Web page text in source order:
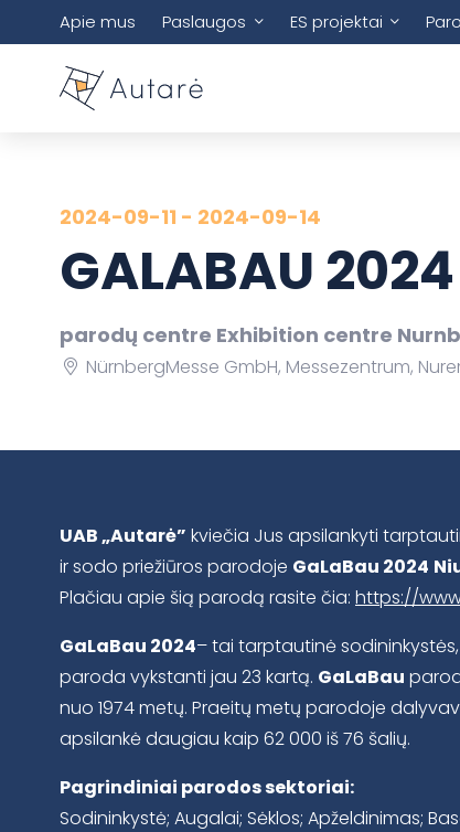
Apie mus Paslaugos ES projektai
2024-09-11 - 2024-09-14
GALABAU 2024
parodų centre Exhibition centre
NürnbergMesse GmbH, Messezentrum,
UAB „Autarė” kviečia Jus apsilankyti
ir sodo priežiūros parodoje GaLaBau 2024
Plačiau apie šią parodą rasite čia: https://
GaLaBau 2024– tai tarptautinė
paroda vykstanti jau 23 kartą. GaLaBau
nuo 1974 metų. Praeitų metų parodoje
apsilankė daugiau kaip 62 000 iš 76 šalių.
Pagrindiniai parodos sektoriai:
Sodininkystė; Augalai; Sėklos; Apželdinimas;